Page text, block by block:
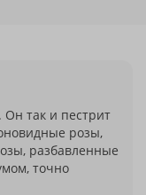
Он так и пестрит
розы,
разбавленные
точно